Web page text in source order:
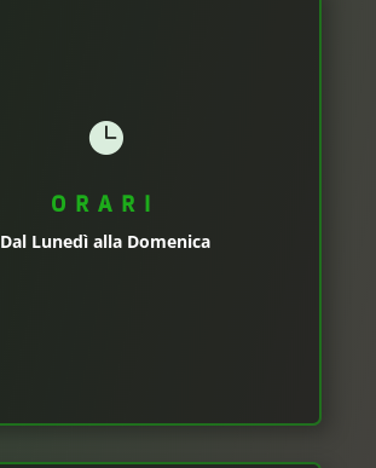

ORARI
Dal Lunedì alla Domenica